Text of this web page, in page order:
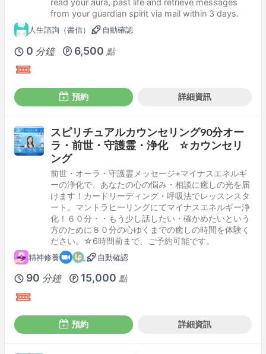
read your aura, past life and retrieve messages
from your guardian spirit via mail within 3 days.
人生諮詢（書信） 自動確認
0 分鐘 6,500 點
預約 詳細資訊
スピリチュアルカウンセリング90分オー
ラ・前世・守護霊・浄化 ☆カウンセリ
ング
前世・オーラ・守護霊メッセージ+マイナスエネルギ
ーの浄化で、あなたの心の悩み・相談に癒しの光を届
けます！カードリーディング・呼吸法でレッスンスタ
ート。マントラヒーリングにてマイナスエネルギー浄
化！６０分・・もう少し話したい・確かめたいという
方のために８０分の心ゆくまでの癒しの時間を体験く
ださい。☆6時間前まで、ご予約可能です。
精神修養 自動確認
90 分鐘 15,000 點
預約 詳細資訊